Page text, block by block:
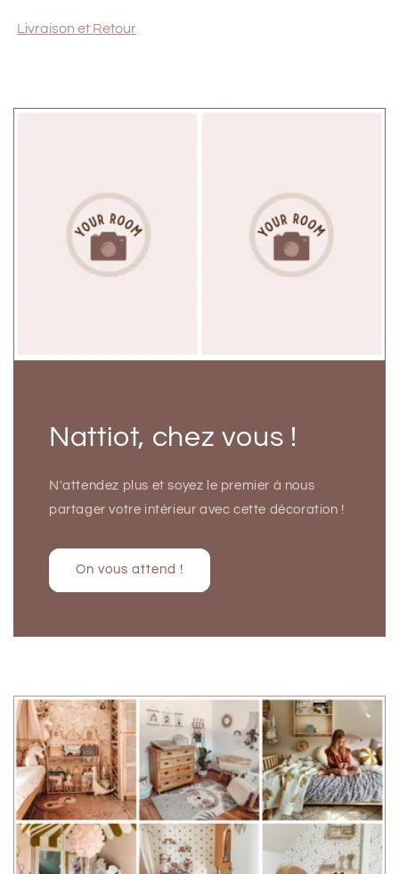
Livraison et Retour
Nattiot, chez vous !
N'attendez plus et soyez le premier à nous
partager votre intérieur avec cette décoration !
On vous attend !